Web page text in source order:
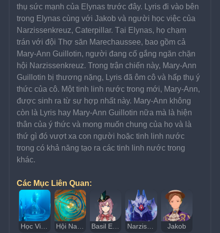
thụ sức mạnh của Elynas trước đây. Lyris đi vào bên
trong Elynas cùng với Jakob và người học việc của
Narzissenkreuz, Caterpillar. Tại Elynas, họ chạm
trán với đội Thợ săn Marechaussee, bao gồm cả
Mary-Ann Guillotin, người đang cố gắng ngăn chặn
hội Narzissenkreuz. Trong trận chiến này, Mary-Ann
Guillotin bị thương nặng, Lyris đã ôm cô và hấp thụ ý
thức của cô. Một tinh linh nước trong mới, Mary-Ann,
được sinh ra từ sự hợp nhất này. Mary-Ann không
còn là Lyris hay Mary-Ann Guillotin nữa mà là hiện
thân của ý thức và mong muốn chung của họ và là
thứ gì đó vượt xa con người hoặc tinh linh nước
trong có khả năng tạo ra các tinh linh nước trong
khác.
Các Mục Liên Quan:
Học Viện Narzissenkreuz Hội Narzissenkreuz Basil Elton Narzissenkreuz Jakob